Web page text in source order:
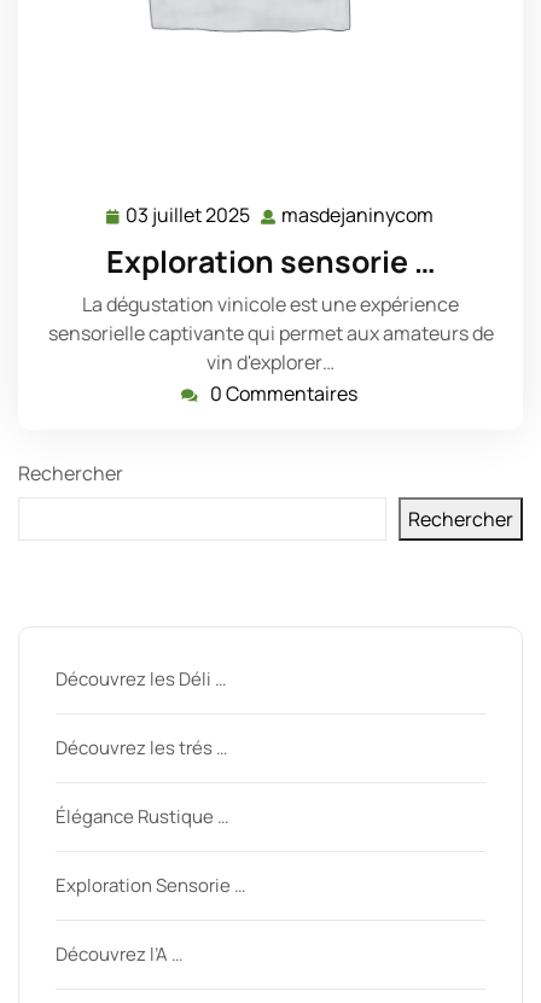
03 juillet 2025 03
2025
masdejaninycom
Exploration sensorie …
La dégustation vinicole est une expérience
sensorielle captivante qui permet aux amateurs de
vin d'explorer…
0 Commentaires
Rechercher
Rechercher
Découvrez les Déli …
Découvrez les trés …
Élégance Rustique …
Exploration Sensorie …
Découvrez l’A …